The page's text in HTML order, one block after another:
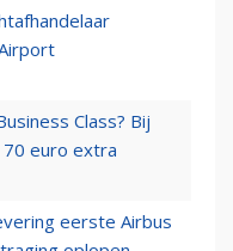
Class? Bij
euro extra
eerste Airbus